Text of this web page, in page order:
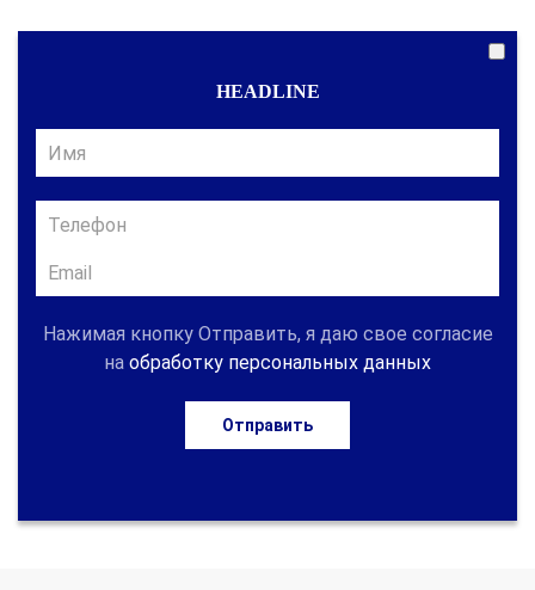
HEADLINE
Нажимая кнопку Отправить, я даю свое согласие
на обработку персональных данных
Отправить